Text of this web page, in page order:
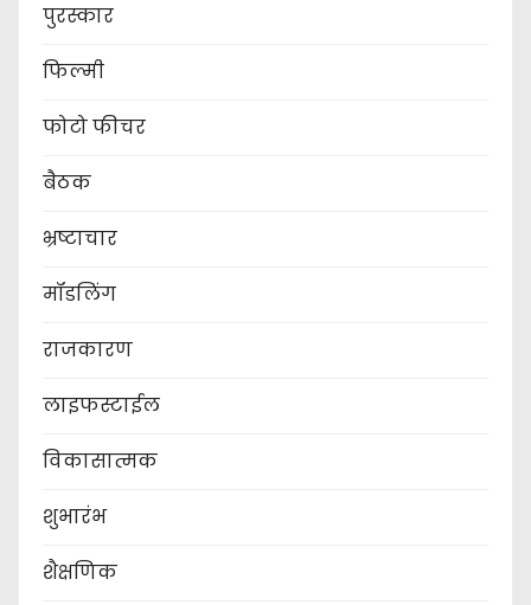
पुरस्कार
फिल्मी
फोटो फीचर
बैठक
भ्रष्टाचार
मॉडलिंग
राजकारण
लाइफस्टाईल
विकासात्मक
शुभारंभ
शैक्षणिक